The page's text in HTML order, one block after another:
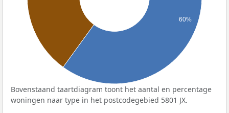
60%
Bovenstaand taartdiagram toont het aantal en percentage
woningen naar type in het postcodegebied 5801 JX.